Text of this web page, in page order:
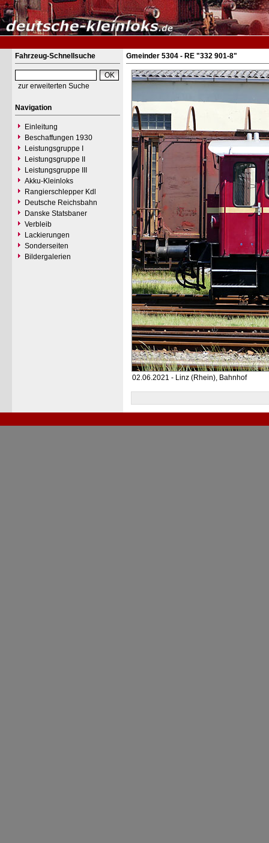
Fahrzeug-Schnellsuche
zur erweiterten Suche
Navigation
Einleitung
Beschaffungen 1930
Leistungsgruppe I
Leistungsgruppe II
Leistungsgruppe III
Akku-Kleinloks
Rangierschlepper Kdl
Deutsche Reichsbahn
Danske Statsbaner
Verbleib
Lackierungen
Sonderseiten
Bildergalerien
Gmeinder 5304 - RE "332 901-8"
02.06.2021 - Linz (Rhein), Bahnhof